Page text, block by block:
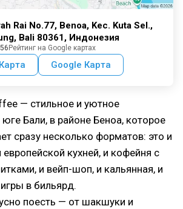
Rai No.77, Benoa, Kec. Kuta Sel.,
Bali 80361, Индонезия
Рейтинг на Google картах
Google Карта
— стильное и уютное
юге Бали, в районе Беноа, которое
сразу несколько форматов: это и
кухней, и кофейня с
и вейп-шоп, и кальянная, и
в бильярд.
поесть — от шакшуки и